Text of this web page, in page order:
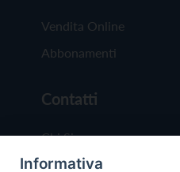
Vendita Online
Abbonamenti
Contatti
Chi Siamo
Redazione
Informativa